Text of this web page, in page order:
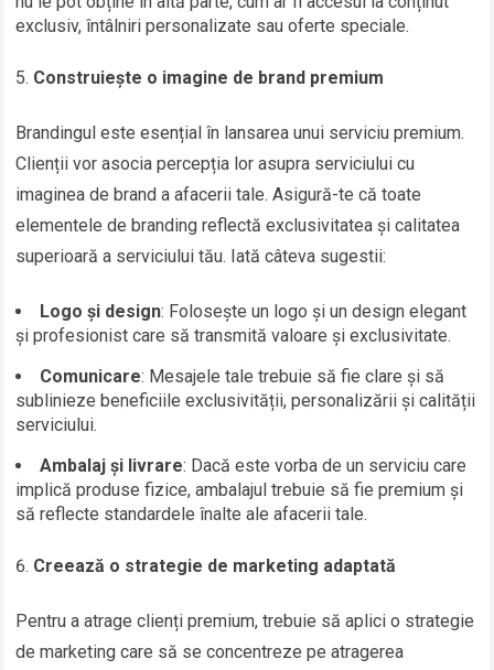
exclusiv, întâlniri personalizate sau oferte speciale.
Construiește o imagine de brand premium
Brandingul este esențial în lansarea unui serviciu premium.
Clienții vor asocia percepția lor asupra serviciului cu
imaginea de brand a afacerii tale. Asigură-te că toate
elementele de branding reflectă exclusivitatea și calitatea
superioară a serviciului tău. Iată câteva sugestii:
Logo și design: Folosește un logo și un design elegant
și profesionist care să transmită valoare și exclusivitate.
Comunicare: Mesajele tale trebuie să fie clare și să
sublinieze beneficiile exclusivității, personalizării și calității
serviciului.
Ambalaj și livrare: Dacă este vorba de un serviciu care
implică produse fizice, ambalajul trebuie să fie premium și
să reflecte standardele înalte ale afacerii tale.
Creează o strategie de marketing adaptată
Pentru a atrage clienți premium, trebuie să aplici o strategie
de marketing care să se concentreze pe atragerea